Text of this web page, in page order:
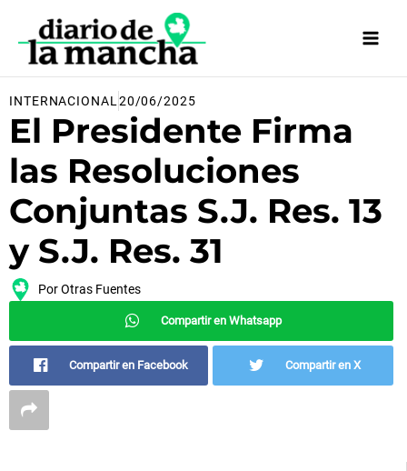
contenido
INTERNACIONAL 20/06/2025
El Presidente Firma
las Resoluciones
Conjuntas S.J. Res. 13
y S.J. Res. 31
PorOtras Fuentes
Compartir en Whatsapp
Compartir en Facebook Compartir en X